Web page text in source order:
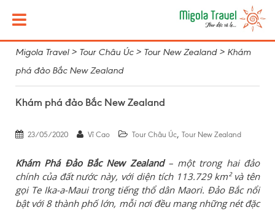
Migola Travel> Tour Châu Úc> Tour New Zealand> Khám
phá đảo Bắc New Zealand
Khám phá đảo Bắc New Zealand
23/05/2020 Vĩ Cao Tour Châu Úc, Tour New Zealand
Khám Phá Đảo Bắc New Zealand– một trong hai đảo
chính của đất nước này, với diện tích 113.729 km² và tên
gọi Te Ika-a-Maui trong tiếng thổ dân Maori. Đảo Bắc nổi
bật với 8 thành phố lớn, mỗi nơi đều mang những nét đặc